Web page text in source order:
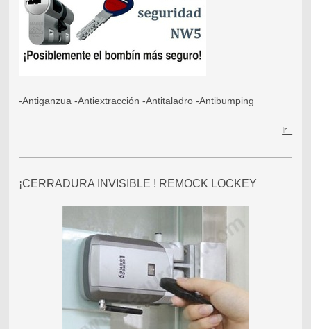
-Antiganzua -Antiextracción -Antitaladro -Antibumping
Ir...
¡CERRADURA INVISIBLE ! REMOCK LOCKEY